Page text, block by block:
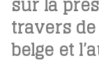
travers de
belge et